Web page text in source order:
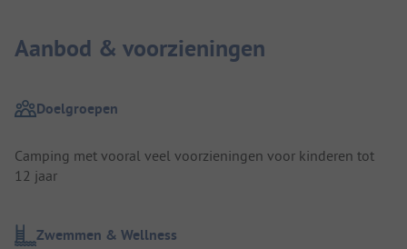
Aanbod & voorzieningen
Doelgroepen
Camping met vooral veel voorzieningen voor kinderen tot
12 jaar
Zwemmen & Wellness